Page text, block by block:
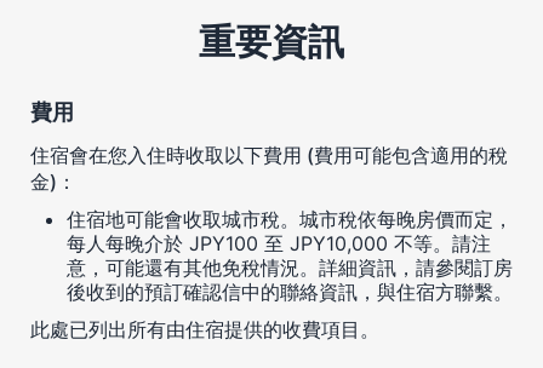
重要資訊
費用
住宿會在您入住時收取以下費用 (費用可能包含適用的稅
金)：
住宿地可能會收取城市稅。城市稅依每晚房價而定，
每人每晚介於 JPY100 至 JPY10,000 不等。請注
意，可能還有其他免稅情況。詳細資訊，請參閱訂房
後收到的預訂確認信中的聯絡資訊，與住宿方聯繫。
此處已列出所有由住宿提供的收費項目。